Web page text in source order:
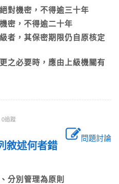
對機密，不得逾三十年
密，不得逾二十年
者，其保密期限仍自原核定
之必要時，應由上級機關有
0追蹤
問題討論
敘述何者錯
分別管理為原則